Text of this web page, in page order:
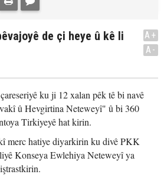
de çi heye û kê li
A+
A-
ku ji 12 xalan pêk tê bi navê
û Hevgirtina Neteweyî" û bi 360
Tirkiyeyê hat kirin.
merc hatiye diyarkirin ku divê PKK
Konseya Ewlehiya Neteweyî ya